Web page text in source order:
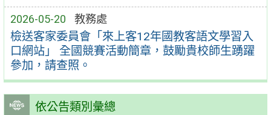
2026-05-20 教務處
檢送客家委員會「來上客12年國教客語文學習入
口網站」 全國競賽活動簡章，鼓勵貴校師生踴躍
參加，請查照。
依公告類別彙總